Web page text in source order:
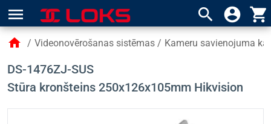
menu search account_circle shopping_cart
home / Videonovērošanas sistēmas / Kameru savienojuma
DS-1476ZJ-SUS
Stūra kronšteins 250x126x105mm Hikvision